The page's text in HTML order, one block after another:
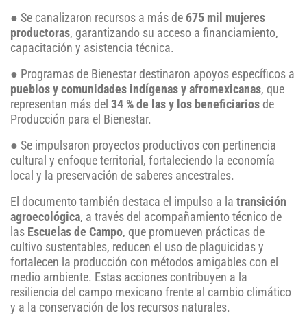
● Se canalizaron recursos a más de 675 mil mujeres
productoras, garantizando su acceso a financiamiento,
capacitación y asistencia técnica.
● Programas de Bienestar destinaron apoyos específicos a
pueblos y comunidades indígenas y afromexicanas, que
representan más del 34 % de las y los beneficiarios de
Producción para el Bienestar.
● Se impulsaron proyectos productivos con pertinencia
cultural y enfoque territorial, fortaleciendo la economía
local y la preservación de saberes ancestrales.
El documento también destaca el impulso a la transición
agroecológica, a través del acompañamiento técnico de
las Escuelas de Campo, que promueven prácticas de
cultivo sustentables, reducen el uso de plaguicidas y
fortalecen la producción con métodos amigables con el
medio ambiente. Estas acciones contribuyen a la
resiliencia del campo mexicano frente al cambio climático
y a la conservación de los recursos naturales.